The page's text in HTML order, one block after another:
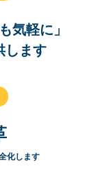
気軽に」
します
化します